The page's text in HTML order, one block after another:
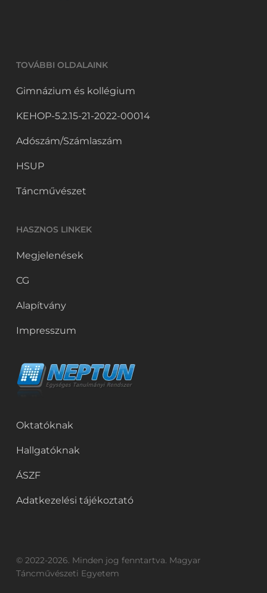
TOVÁBBI OLDALAINK
Gimnázium és kollégium
KEHOP-5.2.15-21-2022-00014
Adószám/Számlaszám
HSUP
Táncművészet
HASZNOS LINKEK
Megjelenések
CG
Alapítvány
Impresszum
Oktatóknak
Hallgatóknak
ÁSZF
Adatkezelési tájékoztató
© 2022-2026. Minden jog fenntartva. Magyar
Táncművészeti Egyetem